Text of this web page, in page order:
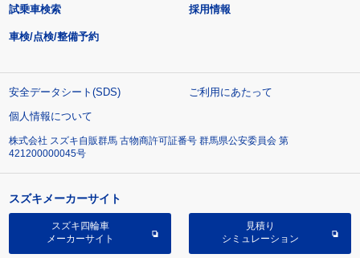
試乗車検索
車検/点検/整備予約
採用情報
安全データシート(SDS)
ご利用にあたって
個人情報について
株式会社 スズキ自販群馬 古物商許可証番号 群馬県公安委員会 第
421200000045号
スズキメーカーサイト
スズキ四輪車
メーカーサイト
見積り
シミュレーション